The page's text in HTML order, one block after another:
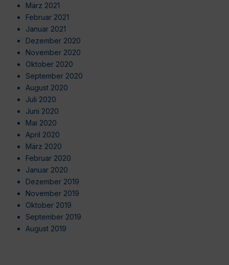
März 2021
Februar 2021
Januar 2021
Dezember 2020
November 2020
Oktober 2020
September 2020
August 2020
Juli 2020
Juni 2020
Mai 2020
April 2020
März 2020
Februar 2020
Januar 2020
Dezember 2019
November 2019
Oktober 2019
September 2019
August 2019